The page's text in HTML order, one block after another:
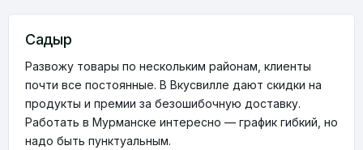
Садыр
Развожу товары по нескольким районам, клиенты
почти все постоянные. В Вкусвилле дают скидки на
продукты и премии за безошибочную доставку.
Работать в Мурманске интересно — график гибкий, но
надо быть пунктуальным.